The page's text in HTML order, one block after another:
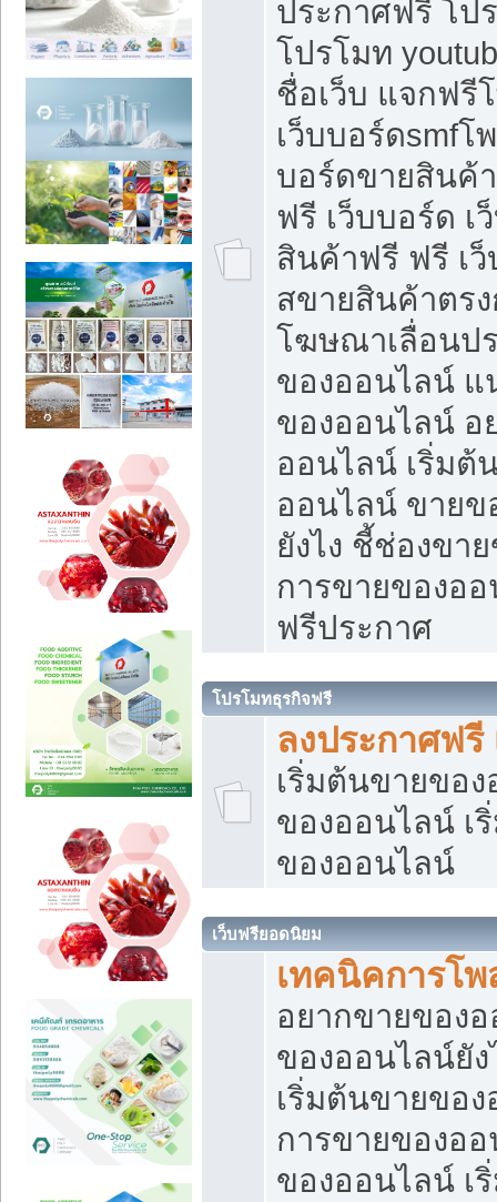
ประกาศฟรี โป
โปรโมท
ชื่อเว็บ แจกฟรี
เว็บบอร์ดsmfโ
บอร์ดขายสินค้
ฟรี เว็บบอร์ด เ
สินค้าฟรี ฟรี เ
สขายสินค้าตร
โฆษณาเลื่อนป
ของออนไลน์ แ
ของออนไลน์ อ
ออนไลน์ เริ่มต้
ออนไลน์ ขายข
ยังไง ชี้ช่องขา
การขายของออ
ฟรีประกาศ
โปรโมทธุรกิจฟรี
ลงประกาศฟรี
เริ่มต้นขายขอ
ของออนไลน์ เ
ของออนไลน์
เว็บฟรียอดนิยม
เทคนิคการโ
อยากขายของ
ของออนไลน์ยั
เริ่มต้นขายของ
การขายของอ
ของออนไลน์ เ